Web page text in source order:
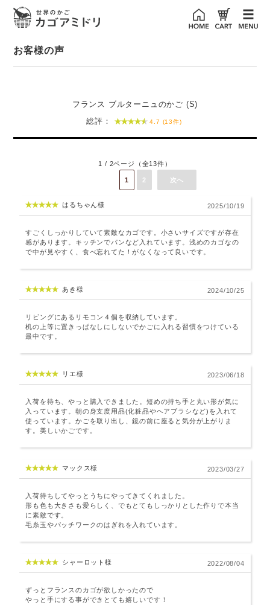
お客様の声
フランス ブルターニュのかご (S)
総評：
4.7 (13件)
1 / 2ページ（全13件）
1 2 次へ
はるちゃん様 2025/10/19
すごくしっかりしていて素敵なカゴです。小さいサイズですが存在
感があります。キッチンでパンなど入れています。浅めのカゴなの
で中が見やすく、食べ忘れてた！がなくなって良いです。
あき様 2024/10/25
リビングにあるリモコン４個を収納しています。
机の上等に置きっぱなしにしないでかごに入れる習慣をつけている
最中です。
リエ様 2023/06/18
入荷を待ち、やっと購入できました。短めの持ち手と丸い形が気に
入っています。朝の身支度用品(化粧品やヘアブラシなど)を入れて
使っています。かごを取り出し、鏡の前に座ると気分が上がりま
す。美しいかごです。
マックス様 2023/03/27
入荷待ちしてやっとうちにやってきてくれました。
形も色も大きさも愛らしく、でもとてもしっかりとした作りで本当
に素敵です。
毛糸玉やパッチワークのはぎれを入れています。
シャーロット様 2022/08/04
ずっとフランスのカゴが欲しかったので
やっと手にする事ができとても嬉しいです！